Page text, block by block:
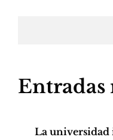
Entradas
La